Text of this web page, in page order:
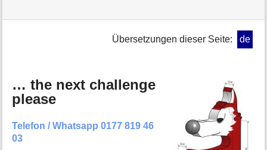
Werkzeuge
a
i
n
f
o
r
Übersetzungen dieser Seite: de
… the next challenge
please
Telefon / Whatsapp 0177 819 46
03